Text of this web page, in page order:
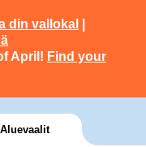
din vallokal
April! Find your
Aluevaalit